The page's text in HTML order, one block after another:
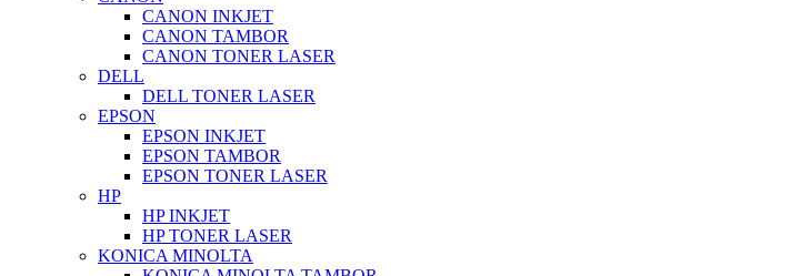
CANON INKJET
CANON TAMBOR
CANON TONER LASER
DELL
DELL TONER LASER
EPSON
EPSON INKJET
EPSON TAMBOR
EPSON TONER LASER
HP
HP INKJET
HP TONER LASER
KONICA MINOLTA